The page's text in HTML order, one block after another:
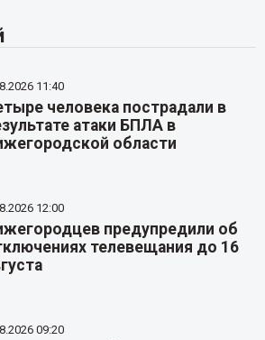
11:40
человека пострадали в
атаки БПЛА в
области
12:00
предупредили об
телевещания до 16
09:20